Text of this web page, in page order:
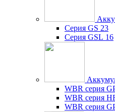
Серия GS 23
Серия GSL 16
WBR серия
WBR серия
WBR серия